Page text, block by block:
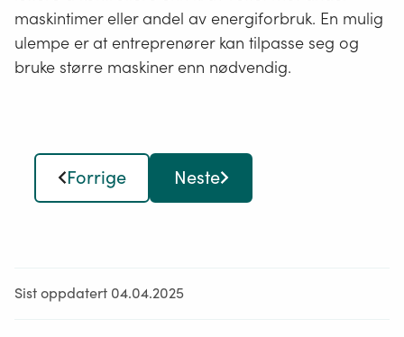
maskintimer eller andel av energiforbruk. En mulig
ulempe er at entreprenører kan tilpasse seg og
bruke større maskiner enn nødvendig.
Forrige Neste
Sist oppdatert 04.04.2025